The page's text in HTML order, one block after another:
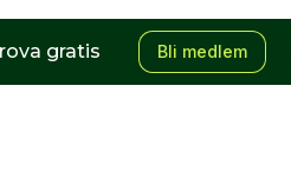
gratis Bli medlem